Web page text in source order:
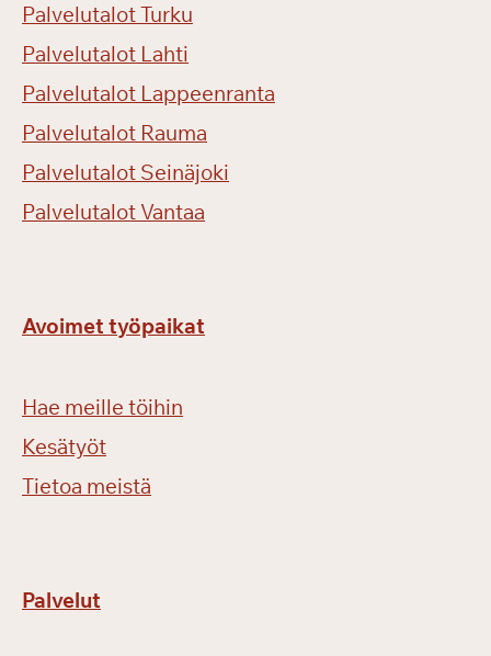
Palvelutalot Turku
Palvelutalot Lahti
Palvelutalot Lappeenranta
Palvelutalot Rauma
Palvelutalot Seinäjoki
Palvelutalot Vantaa
Avoimet työpaikat
Hae meille töihin
Kesätyöt
Tietoa meistä
Palvelut